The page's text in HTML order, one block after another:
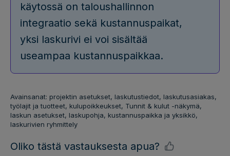
käytossä on taloushallinnon
integraatio sekä kustannuspaikat,
yksi laskurivi ei voi sisältää
useampaa kustannuspaikkaa.
Avainsanat: projektin asetukset, laskutustiedot, laskutusasiakas,
työlajit ja tuotteet, kulupoikkeukset, Tunnit & kulut -näkymä,
laskun asetukset, laskupohja, kustannuspaikka ja yksikkö,
laskurivien ryhmittely
Oliko tästä vastauksesta apua?